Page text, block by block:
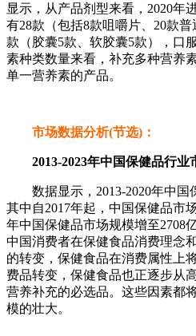
显示，从产品剂型来看，2020年
有28款（包括8款咀嚼片、20款
款（胶囊5款、软胶囊5款），口
素种类数量来看，补充多种营养
单一营养素的产品。
市场数据分析(节选)：
2013-2023年中国保健品行业
数据显示，2013-2020年中国
其中自2017年起，中国保健品市
年中国保健品市场规模增至2708
中国消费者在保健食品消费理念
的转变，保健食品在消费属性上
费品转变，保健食品也正逐步从
营养补充的必选品。这些因素都
模的壮大。